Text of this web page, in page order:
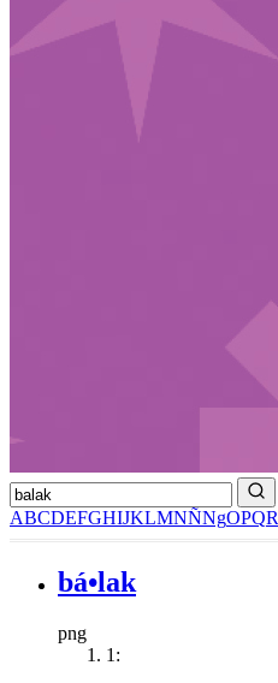
ABCDEFGHIJKLMNÑNgOPQR
bá•lak
png
1: